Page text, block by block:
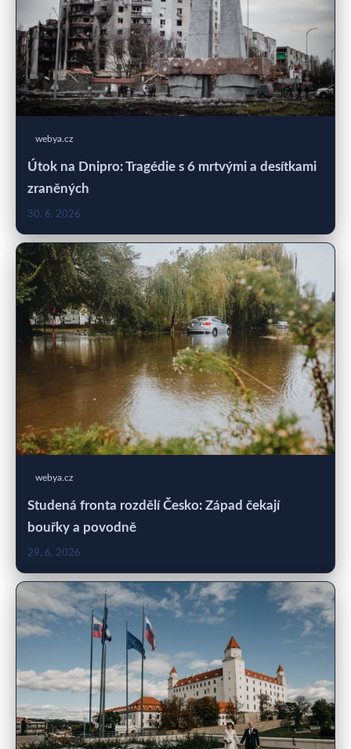
webya.cz
Útok na Dnipro: Tragédie s 6 mrtvými a desítkami
zraněných
30. 6. 2026
webya.cz
Studená fronta rozdělí Česko: Západ čekají
bouřky a povodně
29. 6. 2026